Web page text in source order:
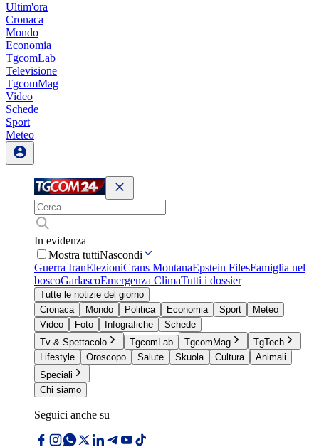
Ultim'ora
Cronaca
Mondo
Economia
TgcomLab
Televisione
TgcomMag
Video
Schede
Sport
Meteo
In evidenza
Mostra tuttiNascondi
Guerra IranElezioniCrans MontanaEpstein FilesFamiglia nel
boscoGarlascoEmergenza ClimaTutti i dossier
Tutte le notizie del giorno
Cronaca
Mondo Politica Economia Sport
Meteo
Video
Foto Infografiche
Schede
Tv & Spettacolo
TgcomLab TgcomMag
TgTech
Lifestyle
Oroscopo Salute Skuola Cultura
Animali
Speciali
Chi siamo
Seguici anche su